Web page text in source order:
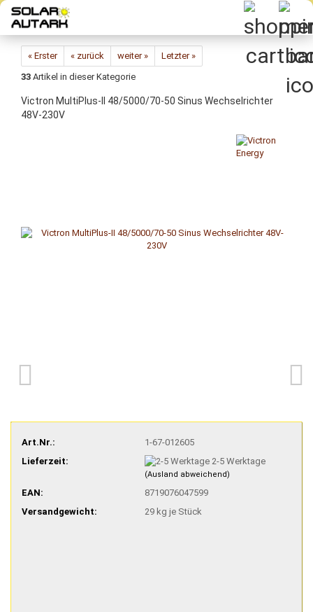
Direkt
zum
Hauptinhalt
« Erster « zurück weiter »
Letzter »
33 Artikel in dieser Kategorie
Vic­tron MultiPlus-​II 48/5000/70-50 Sinus Wech­sel­rich­ter
48V-​230V
Art.Nr.:
1-67-012605
Lieferzeit:
2-5 Werktage
(Ausland abweichend)
EAN:
8719076047599
Versandgewicht:
29kg je Stück